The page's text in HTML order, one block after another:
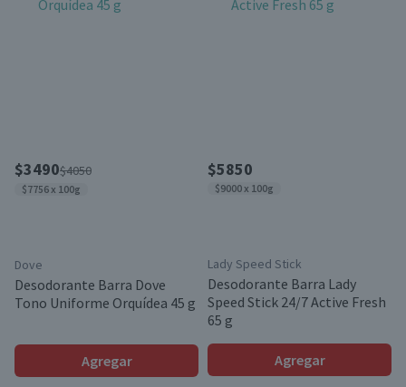
$3490$4050
$7756 x 100g
Dove
Desodorante Barra Dove
Tono Uniforme Orquídea 45 g
Agregar
$5850
$9000 x 100g
Lady Speed Stick
Desodorante Barra Lady
Speed Stick 24/7 Active Fresh
65 g
Agregar